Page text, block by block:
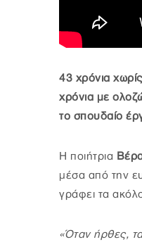
43 χρόνια
χρόνια με
το σπουδαίο
Η ποιήτρια
μέσα από την
γράφει τα
«Όταν ήρθες,